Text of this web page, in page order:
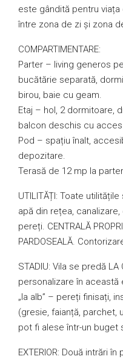
este gândită pentru
între zona de zi și zona
COMPARTIMENTARE:
Parter – living generos
bucătărie separată,
birou, baie cu geam.
Etaj – hol, 2 dormitoare,
balcon deschis cu
Pod – spațiu înalt,
depozitare.
Terasă de 12 mp la
UTILITĂȚI: Toate
apă din rețea,
pereți. CENTRALĂ
PARDOSEALĂ.
STADIU: Vila se predă
personalizare în această
„la alb” – pereți finisați,
(gresie, faianță, parchet,
pot fi alese într-un buget
EXTERIOR: Două intrări